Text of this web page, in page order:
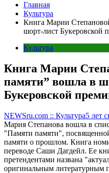
Главная
Культура
Книга Марии
шорт-лист Букеровской
Культура
Книга Марии
памяти” вошла в
Букеровской
NEWSru.com :: Культура5 лет
Мария Степанова вошла в
"Памяти памяти",
памяти о прошлом. Книга
переводе Саши Дагдейл. Ее
претендентами названа
оригинальным литературным